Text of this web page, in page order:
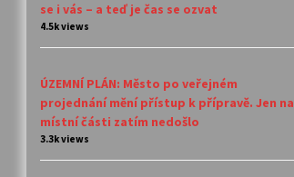
se i vás – a teď je čas se ozvat
4.5k views
ÚZEMNÍ PLÁN: Město po veřejném
projednání mění přístup k přípravě. Jen na
místní části zatím nedošlo
3.3k views